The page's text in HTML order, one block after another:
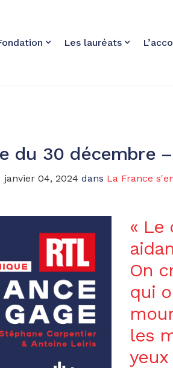
Les lauréats
du 30 décembre
janvier 04, 2024 dans La France
« Le
On
qui
les